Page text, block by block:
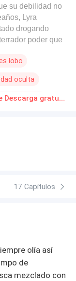
su debilidad no
Lyra
drogando
poder que
una
a la naturaleza
de su madre y
no es un
Ahora, todas
Alfas quieren
que pueda
lobo
oculta
Oculta La hija maldita del Alfa Novelas Online Descarga gratuita de PDF
17 Capítulos
olía así
de
mezclado con